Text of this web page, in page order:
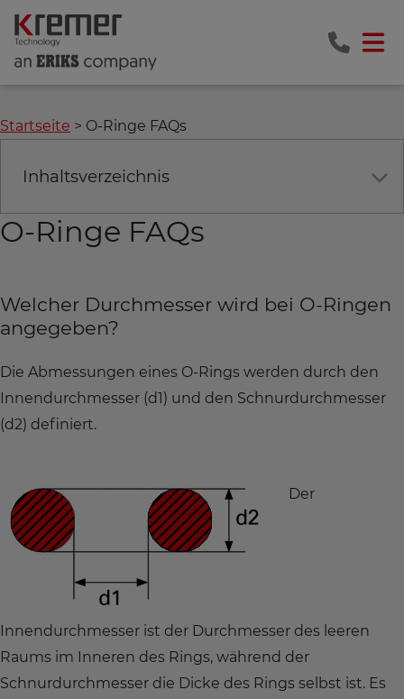
Startseite O-Ringe FAQs
Inhaltsverzeichnis
O-Ringe FAQs
Welcher Durchmesser wird bei O-Ringen
angegeben?
Die Abmessungen eines O-Rings werden durch den
Innendurchmesser (d1) und den Schnurdurchmesser
(d2) definiert.
Der
Innendurchmesser ist der Durchmesser des leeren
Raums im Inneren des Rings, während der
Schnurdurchmesser die Dicke des Rings selbst ist. Es